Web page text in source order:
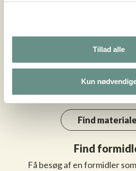
Tillad alle
Kun
Find
Find
Få besøg af en formidler